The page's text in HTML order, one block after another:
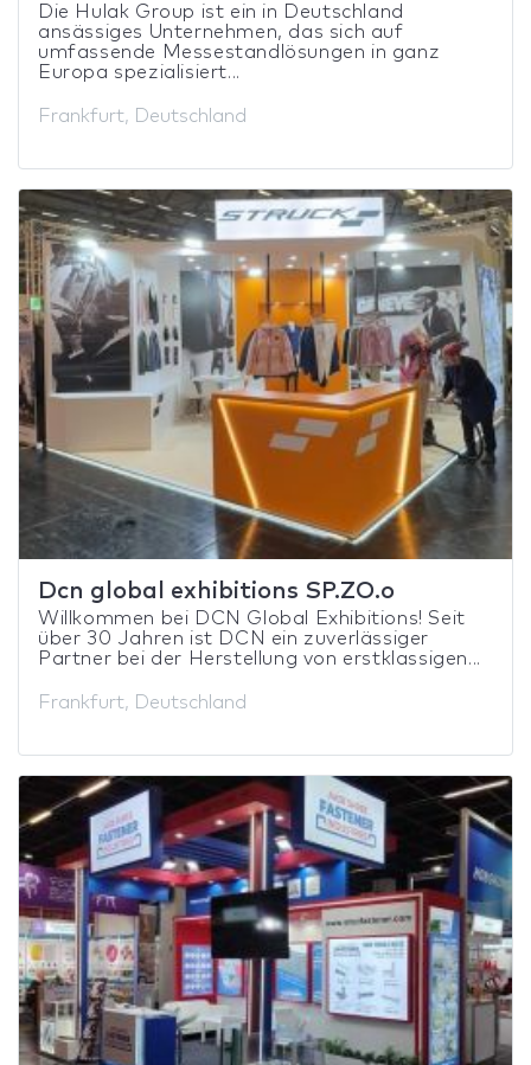
Die Hulak Group ist ein in Deutschland
ansässiges Unternehmen, das sich auf
umfassende Messestandlösungen in ganz
Europa spezialisiert...
Frankfurt, Deutschland
Dcn global exhibitions SP.ZO.o
Willkommen bei DCN Global Exhibitions! Seit
über 30 Jahren ist DCN ein zuverlässiger
Partner bei der Herstellung von erstklassigen...
Frankfurt, Deutschland